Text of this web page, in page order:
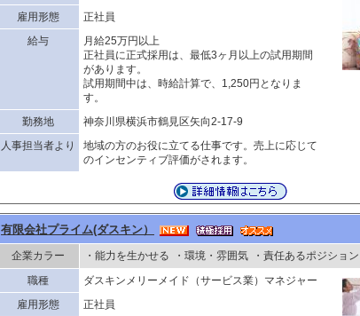
雇用形態
正社員
給与
月給25万円以上
正社員に正式採用は、最低3ヶ月以上の試用期間
があります。
試用期間中は、時給計算で、1,250円となりま
す。
勤務地
神奈川県横浜市鶴見区矢向2-17-9
人事担当者より
地域の方のお役に立てる仕事です。売上に応じて
のインセンティブ評価がされます。
有限会社プライム(ダスキン）
企業カラー ・能力を生かせる ・環境・雰囲気
・責任あるポジション
職種
ダスキンメリーメイド（サービス業）マネジャー
雇用形態
正社員